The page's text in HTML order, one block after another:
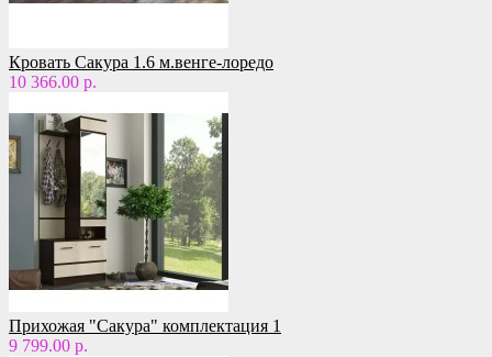
Кровать Сакура 1.6 м.венге-лоредо
10 366.00 р.
Прихожая "Сакура" комплектация 1
9 799.00 р.